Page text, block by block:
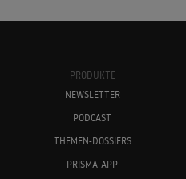
PRODUKTE
NEWSLETTER
PODCAST
THEMEN-DOSSIERS
PRISMA-APP